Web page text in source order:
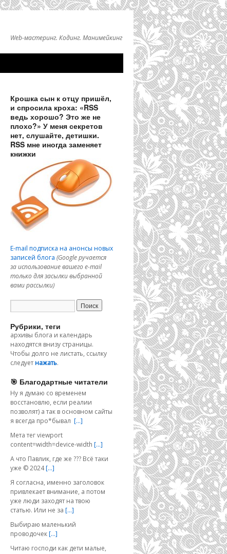
Web-мастеринг. Кодинг. Манимейкинг
Крошка сын к отцу пришёл,
и спросила кроха: «RSS
ведь хорошо? Это же не
плохо?» У меня секретов
нет, слушайте, детишки.
RSS мне иногда заменяет
книжки
E-mail подписка на анонсы новых
записей блога (Google ручается
за использование вашего e-mail
только для засылки выбранной
вами рассылки)
Рубрики, теги
архивы блога и календарь
находятся внизу страницы.
Чтобы долго не листать, ссылку
следуетнажать.
🎯 Благодартные читатели
Ну я думаю со временем
восстановлю, если реалии
позволят) а так в основном сайты
я всегда про*бывал […]
Мета тег viewport
content=width=device-width […]
А что Павлик, где же ??? Всё таки
уже © 2024[…]
Я согласна, именно заголовок
привлекает внимание, а потом
уже люди заходят на твою
статью. Или не за […]
Выбираю маленький
проводочек[…]
Читаю господи как дети малые,